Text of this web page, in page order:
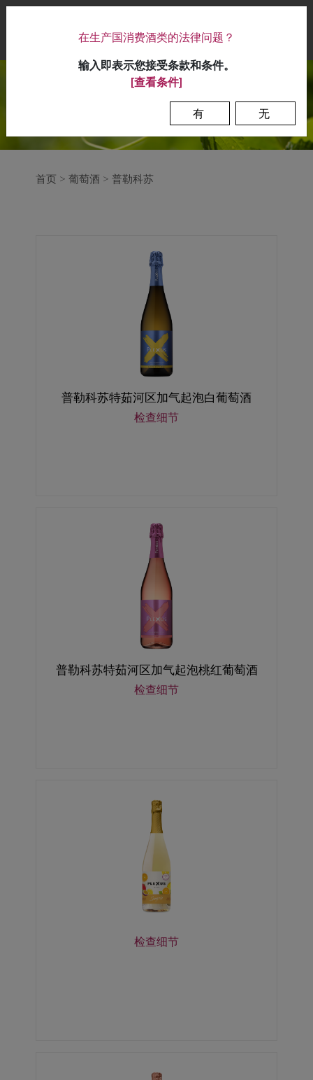
首页 > 葡萄酒 > 普勒科苏
普勒科苏特茹河区加气起泡白葡萄酒
检查细节
普勒科苏特茹河区加气起泡桃红葡萄酒
检查细节
检查细节
在生产国消费酒类的法律问题？
输入即表示您接受条款和条件。
[查看条件]
有 无